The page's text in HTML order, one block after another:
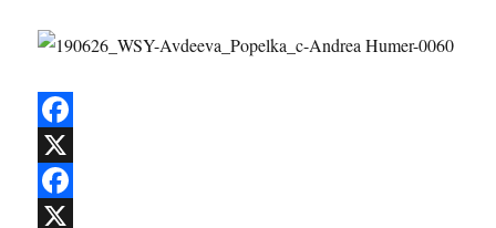
F
a
c
X
F